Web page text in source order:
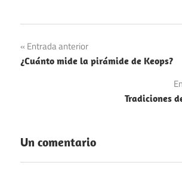
Navegación
de
Entrada anterior
¿Cuánto mide la pirámide de Keops?
Tradiciones
Un comentario